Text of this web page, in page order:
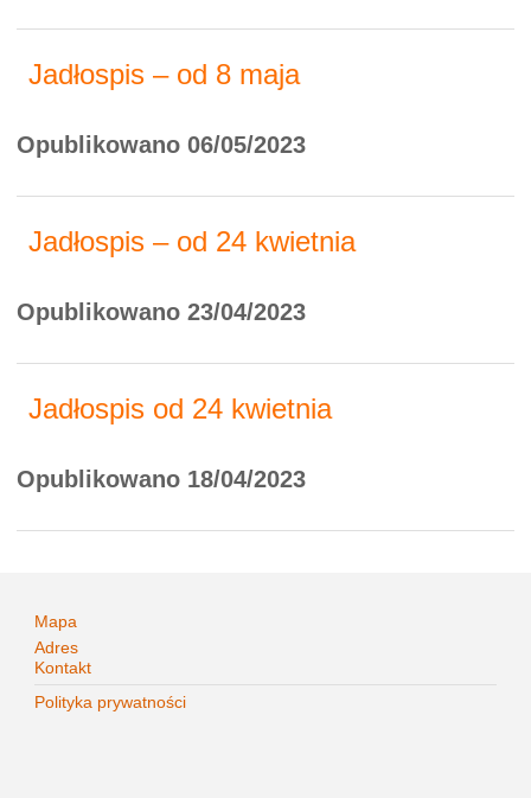
Jadłospis – od 8 maja
Opublikowano 06/05/2023
Jadłospis – od 24 kwietnia
Opublikowano 23/04/2023
Jadłospis od 24 kwietnia
Opublikowano 18/04/2023
Mapa
Adres
Kontakt
Polityka prywatności